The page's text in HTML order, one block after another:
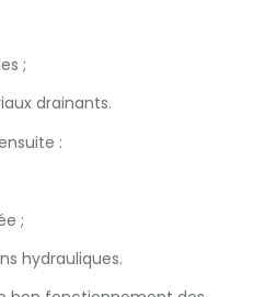
;
drainants.
:
;
hydrauliques.